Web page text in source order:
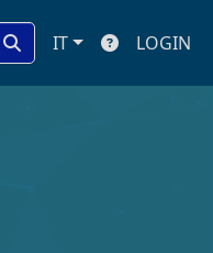
IT LOGIN